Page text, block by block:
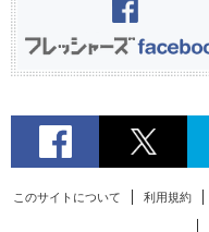
このサイトについて 利用規約